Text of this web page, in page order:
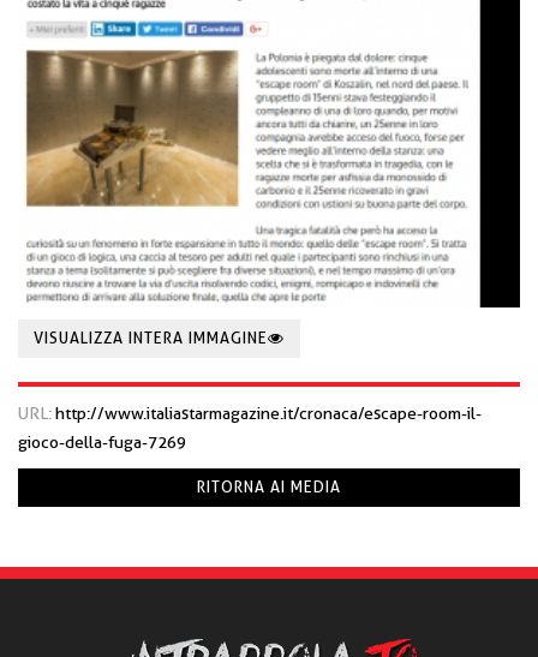
VISUALIZZA INTERA IMMAGINE
URL:http://www.italiastarmagazine.it/cronaca/escape-room-il-
gioco-della-fuga-7269
RITORNA AI MEDIA